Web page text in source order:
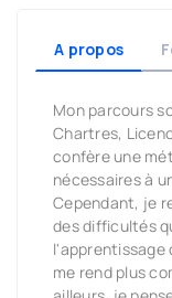
A propos
Mon parcours
Chartres,
confère une
nécessaires à
Cependant, je
des difficultés
l'apprentissage
me rend plus